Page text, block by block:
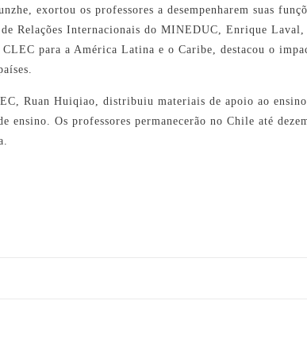
exortou os professores a desempenharem suas
Relações Internacionais do MINEDUC, Enrique
para a América Latina e o Caribe, destacou o
Ruan Huiqiao, distribuiu materiais de apoio ao
ensino. Os professores permanecerão no Chile até